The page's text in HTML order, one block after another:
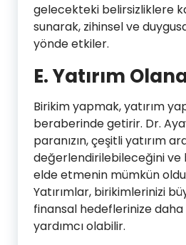
gelecekteki belirsizliklere
sunarak, zihinsel ve
yönde etkiler.
E. Yatırım
Birikim yapmak, yatırım
beraberinde getirir. Dr.
paranızın, çeşitli yatırım
değerlendirilebileceğini ve
elde etmenin mümkün
Yatırımlar, birikimlerinizi
finansal hedeflerinize daha
yardımcı olabilir.